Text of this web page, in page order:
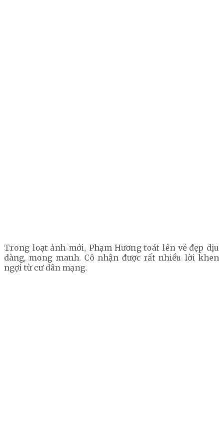
Trong loạt ảnh mới, Phạm Hương toát lên vẻ đẹp dịu
dàng, mong manh. Cô nhận được rất nhiều lời khen
ngợi từ cư dân mạng.